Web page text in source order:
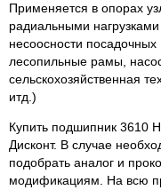
Применяется в опорах
радиальными
несоосности
лесопильные рамы,
сельскохозяйственная
итд.)
Купить подшипник 3610
Дисконт. В случае
подобрать аналог и
модификациям. На всю